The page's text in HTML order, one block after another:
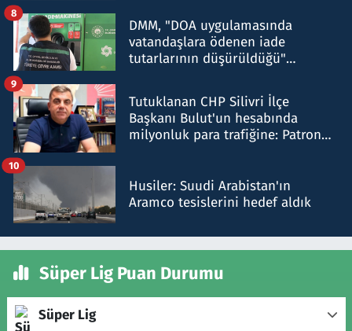
DMM, "DOA uygulamasında
vatandaşlara ödenen iade
tutarlarının düşürüldüğü"
8
Tutuklanan CHP Silivri İlçe
Başkanı Bulut'un hesabında
milyonluk para trafiğine: Patron
9
Husiler: Suudi Arabistan'ın
Aramco tesislerini hedef aldık
10
Süper Lig Puan Durumu
Süper Lig